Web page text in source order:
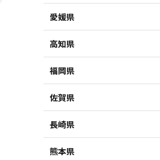
愛媛県
高知県
福岡県
佐賀県
長崎県
熊本県